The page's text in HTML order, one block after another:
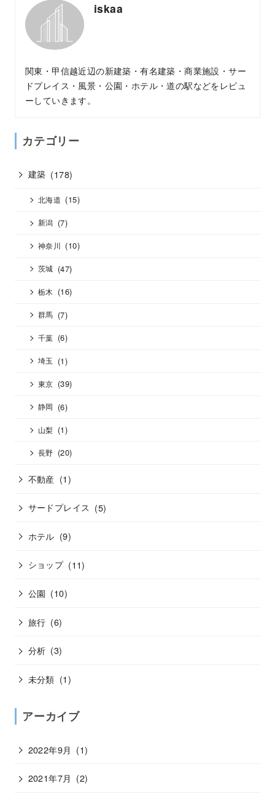
iskaa
関東・甲信越近辺の新建築・有名建築・商業施設・サー
ドプレイス・風景・公園・ホテル・道の駅などをレビュ
ーしていきます。
カテゴリー
建築 (178)
北海道 (15)
新潟 (7)
神奈川 (10)
茨城 (47)
栃木 (16)
群馬 (7)
千葉 (6)
埼玉 (1)
東京 (39)
静岡 (6)
山梨 (1)
長野 (20)
不動産 (1)
サードプレイス (5)
ホテル (9)
ショップ (11)
公園 (10)
旅行 (6)
分析 (3)
未分類 (1)
アーカイブ
2022年9月 (1)
2021年7月 (2)